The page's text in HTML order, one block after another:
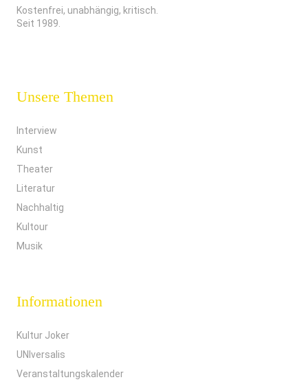
Kostenfrei, unabhängig, kritisch.
Seit 1989.
Unsere Themen
Interview
Kunst
Theater
Literatur
Nachhaltig
Kultour
Musik
Informationen
Kultur Joker
UNIversalis
Veranstaltungskalender